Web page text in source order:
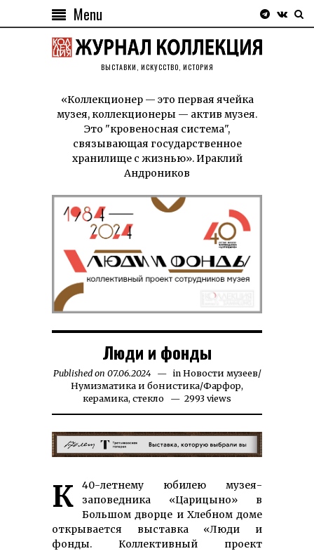
Menu
ВЫСТАВКИ, ИСКУССТВО, ИСТОРИЯ
«Коллекционер — это первая ячейка
музея, коллекционеры — актив музея.
Это "кровеносная система",
связывающая государственное
хранилище с жизнью». Ираклий
Андроников
Люди и фонды
Published on 07.06.202426.06.2024
in Новости музеев/
Нумизматика и бонистика/Фарфор,
керамика, стекло
2993 views
К 40-летнему юбилею музея-
заповедника «Царицыно» в
Большом дворце и Хлебном доме
открывается выставка «Люди и
фонды. Коллективный проект